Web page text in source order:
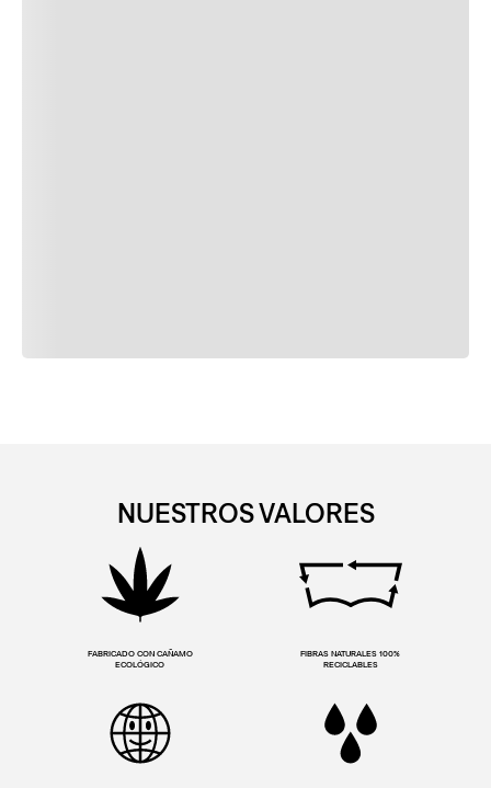
NUESTROS VALORES
FABRICADO CON CAÑAMO
ECOLÓGICO
FIBRAS NATURALES 100%
RECICLABLES